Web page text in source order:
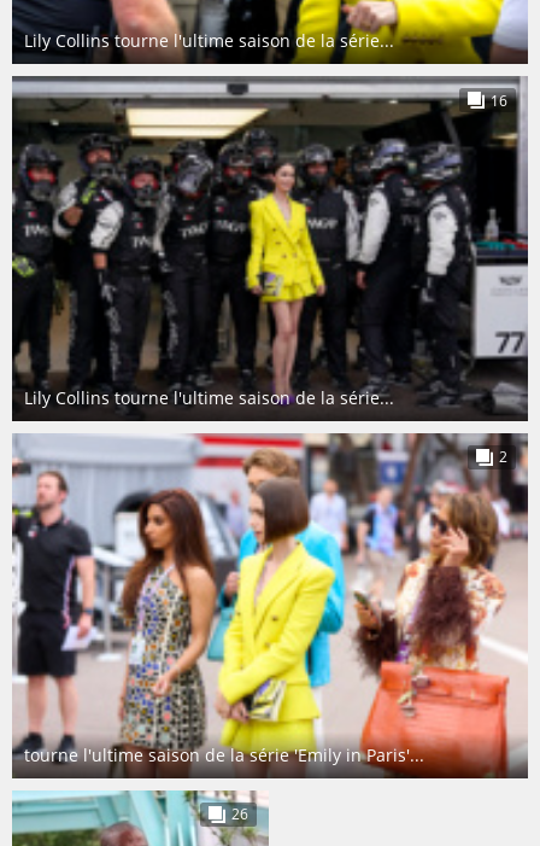
Lily Collins tourne l'ultime saison de la série...
Lily Collins tourne l'ultime saison de la série...
16
tourne l'ultime saison de la série 'Emily in Paris'...
2
26